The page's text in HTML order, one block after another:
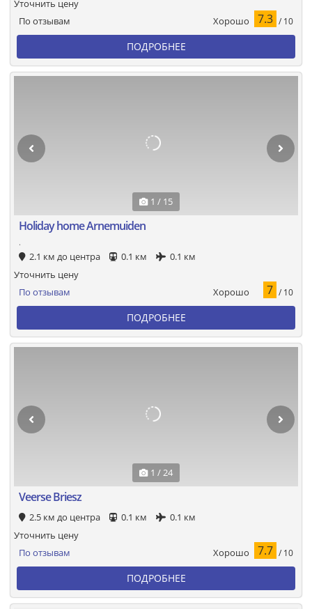
По отзывам Хорошо 7.3 / 10
Уточнить цену
ПОДРОБНЕЕ
1 / 15
Holiday home Arnemuiden
.
2.1 км до центра 0.1 км 0.1 км
По отзывам Хорошо 7 / 10
Уточнить цену
ПОДРОБНЕЕ
1 / 24
Veerse Briesz
2.5 км до центра 0.1 км 0.1 км
По отзывам Хорошо 7.7 / 10
Уточнить цену
ПОДРОБНЕЕ